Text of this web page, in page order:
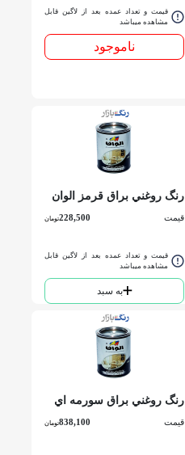
ساندورا کد 300 كوارت
قیمت و تعداد عمده بعد از لاگین قابل
مشاهده میباشد
ناموجود
رنگ روغني براق قرمز الوان
قیمت 228,500تومان
قیمت و تعداد عمده بعد از لاگین قابل
مشاهده میباشد
به سبد
رنگ روغني براق سورمه اي
قیمت 838,100تومان